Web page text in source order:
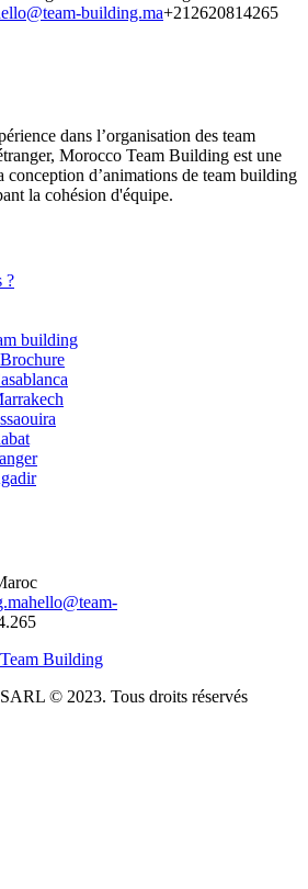
building.ma+212620814265
dans l’organisation des team
Morocco Team Building est une
conception d’animations de team building
la cohésion d'équipe.
?
building
hello@team-
Building
© 2023. Tous droits réservés